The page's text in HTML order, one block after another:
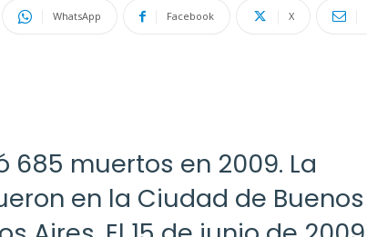
WhatsApp Facebook X
685 muertos en 2009. La
en la Ciudad de Buenos